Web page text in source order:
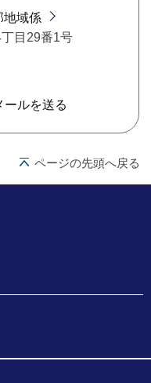
域係
目29番1号
ールを送る
ページの先頭へ戻る